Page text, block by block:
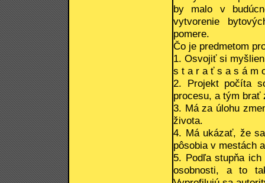
by malo v
vytvorenie
pomere.
Čo je predmetom
1. Osvojiť si
s t a r a ť s a s á m
2. Projekt počíta
procesu, a tým brať
3. Má za úlohu
života.
4. Má ukázať, že
pôsobia v mestách
5. Podľa stupňa
osobnosti, a to